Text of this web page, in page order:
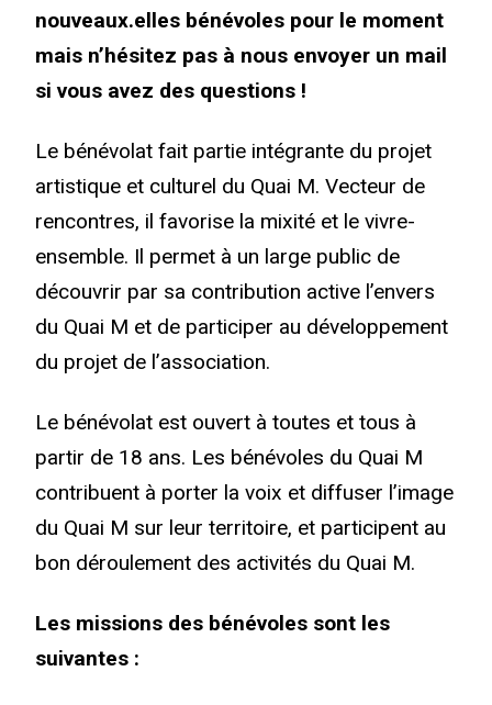
nouveaux.elles bénévoles pour le moment
mais n’hésitez pas à nous envoyer un mail
si vous avez des questions !
Le bénévolat fait partie intégrante du projet
artistique et culturel du Quai M. Vecteur de
rencontres, il favorise la mixité et le vivre-
ensemble. Il permet à un large public de
découvrir par sa contribution active l’envers
du Quai M et de participer au développement
du projet de l’association.
Le bénévolat est ouvert à toutes et tous à
partir de 18 ans. Les bénévoles du Quai M
contribuent à porter la voix et diffuser l’image
du Quai M sur leur territoire, et participent au
bon déroulement des activités du Quai M.
Les missions des bénévoles sont les
suivantes :